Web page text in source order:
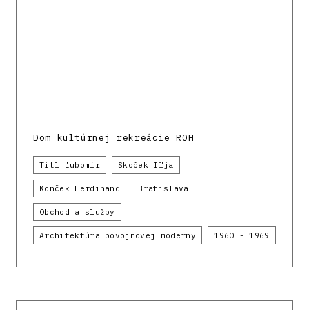
Dom kultúrnej rekreácie ROH
Titl Ľubomír Skoček Iľja
Konček Ferdinand Bratislava
Obchod a služby
Architektúra povojnovej moderny 1960 - 1969